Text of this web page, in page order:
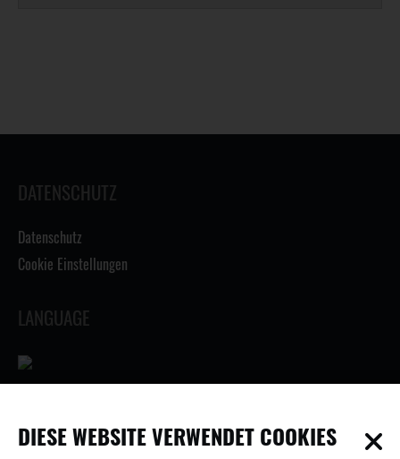
DATENSCHUTZ
Datenschutz
Cookie Einstellungen
LANGUAGE
INFORMATIONEN
DIESE WEBSITE VERWENDET COOKIES